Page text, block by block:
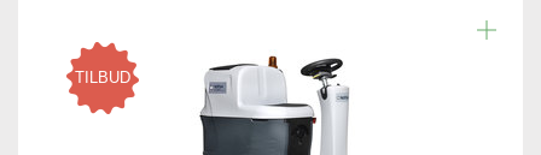
Antal pr. kolli:
Vægt gram:
TILBUD